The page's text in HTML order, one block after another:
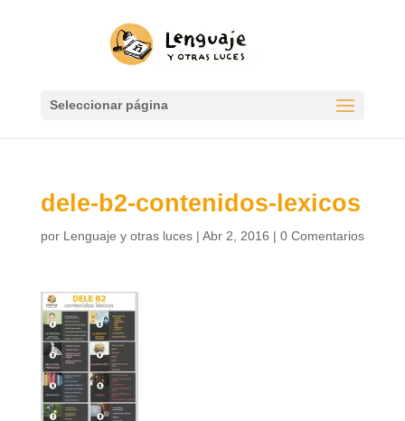
Seleccionar página
dele-b2-contenidos-lexicos
por Lenguaje y otras luces| Abr 2, 2016 | 0 Comentarios